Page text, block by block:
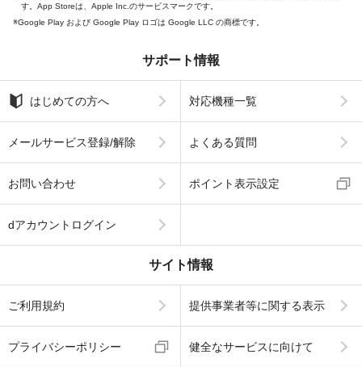
す。App Storeは、Apple Inc.のサービスマークです。
Google Play および Google Play ロゴは Google LLC の商標です。
サポート情報
はじめての方へ 対応機種一覧
メールサービス登録/解除 よくある質問
お問い合わせ ポイント表示設定
dアカウントログイン
サイト情報
ご利用規約 提供事業者等に関する表示
プライバシーポリシー 健全なサービスに向けて